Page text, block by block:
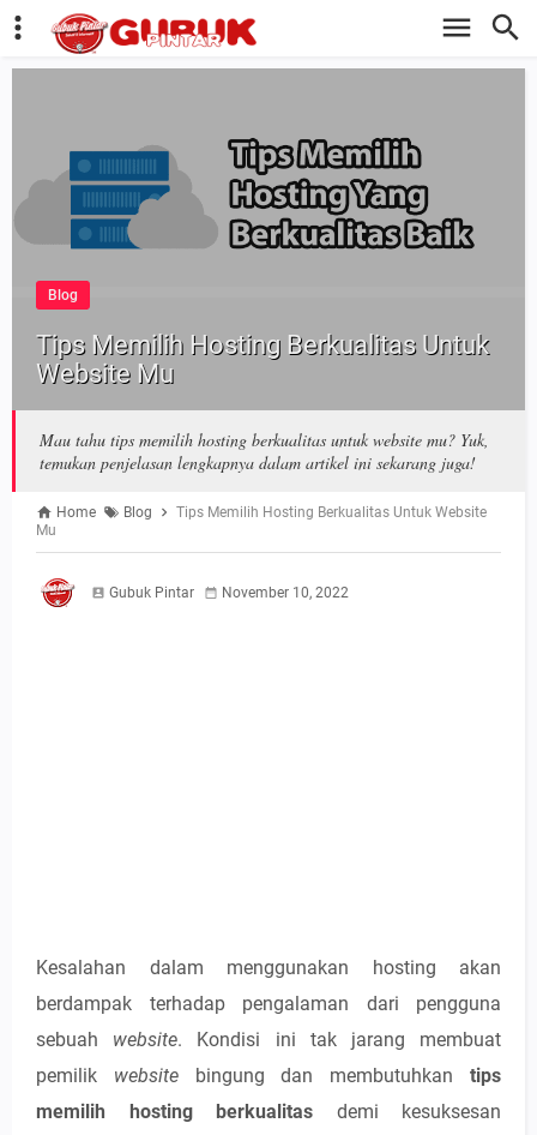
Blog
Tips Memilih Hosting Berkualitas Untuk
Website Mu
Mau tahu tips memilih hosting berkualitas untuk website mu? Yuk,
temukan penjelasan lengkapnya dalam artikel ini sekarang juga!
Home Blog
Tips Memilih Hosting Berkualitas Untuk Website
Mu
Gubuk Pintar November 10, 2022
Kesalahan dalam menggunakan hosting akan
berdampak terhadap pengalaman dari pengguna
sebuah website. Kondisi ini tak jarang membuat
pemilik websitebingung dan membutuhkantips
memilih hosting berkualitas demi kesuksesan